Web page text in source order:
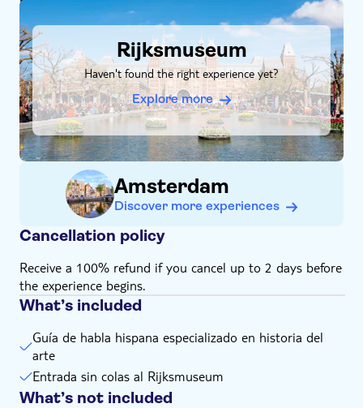
cuatro siglos de historia del arte
DSA1Rijksmuseum
Rijksmuseum
Haven't found the right experience yet?
Explore more
Amsterdam
Discover more experiences
Cancellation policy
Receive a 100% refund if you cancel up to 2 days before
the experience begins.
What’s included
Guía de habla hispana especializado en historia del
arte
Entrada sin colas al Rijksmuseum
What’s not included